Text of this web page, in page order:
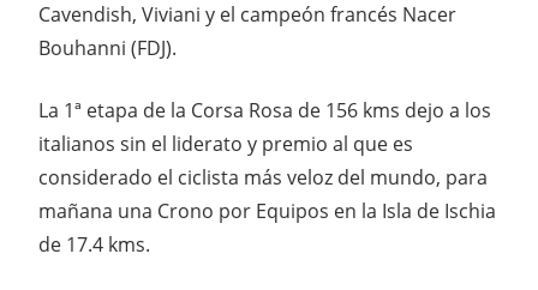
Cavendish, Viviani y el campeón francés Nacer
Bouhanni (FDJ).
La 1ª etapa de la Corsa Rosa de 156 kms dejo a los
italianos sin el liderato y premio al que es
considerado el ciclista más veloz del mundo, para
mañana una Crono por Equipos en la Isla de Ischia
de 17.4 kms.